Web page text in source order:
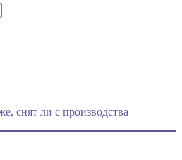
снят ли с производства